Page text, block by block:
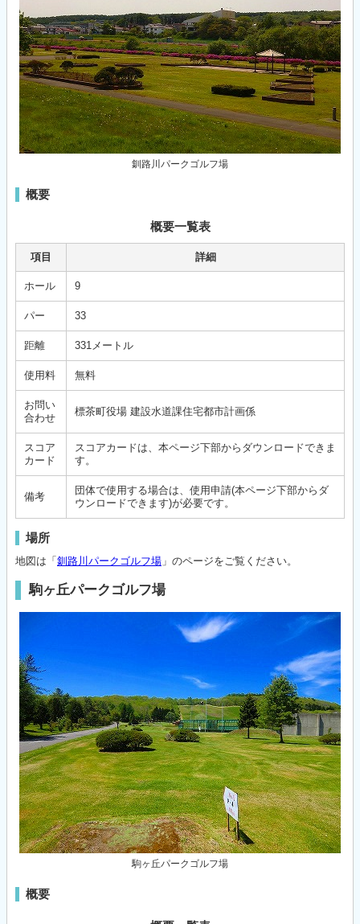
釧路川パークゴルフ場
概要
概要一覧表
項目 詳細
ホール 9
パー 33
距離 331メートル
使用料 無料
お問い
合わせ
標茶町役場 建設水道課住宅都市計画係
スコア
カード
スコアカードは、本ページ下部からダウンロードできま
す。
備考
団体で使用する場合は、使用申請(本ページ下部からダ
ウンロードできます)が必要です。
場所
地図は「 釧路川パークゴルフ場 」のページをご覧ください。
駒ヶ丘パークゴルフ場
駒ヶ丘パークゴルフ場
概要